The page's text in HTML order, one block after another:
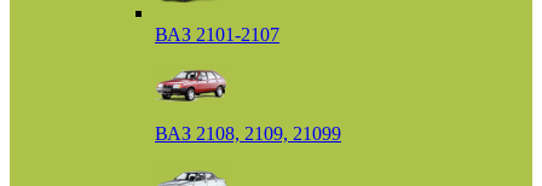
ВАЗ 2101-2107
ВАЗ 2108, 2109, 21099